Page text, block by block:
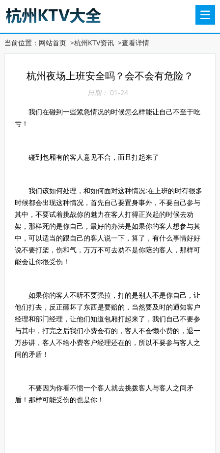
当前位置： 网站首页>杭州KTV资讯>查看详情
杭州夜场上班安全吗？会不会有危险？
日期： 01-24
我们在碰到一些紧急情况的时候怎么样能让自己不至于吃
亏！
碰到包厢有的客人意见不合，而且打起来了
我们该如何处理，和如何面对这种情况:在上班的时有很多
时候都会出现这种情况，首先自己要置身事外，不要自己参与
其中，不要试着挑战你的魅力在客人打得正兴起的时候去劝
架，那样死的是你自己，最好的办法是如果你的客人想参与其
中，可以适当的跟自己的客人说一下，算了，有什么事情好好
说不要打架，伤和气，万万不可去劝不是你陪的客人，那样可
能会让你很受伤！
如果你的客人不听不要强拉，打的是别人不是你自己，让
他们打去，反正砸坏了东西是要赔的，当然要及时的通知客户
经理和部门经理，让他们知道包厢打起来了，我们自己不要参
与其中，打完之后我们小费会有的，客人不会懒小费的，退一
万步讲，客人不给小费客户经理还在的，所以不要参与客人之
间的矛盾！
不要因为你看不惯一个客人就去挑拨客人与客人之间矛
盾！那样可能受伤的也是你！